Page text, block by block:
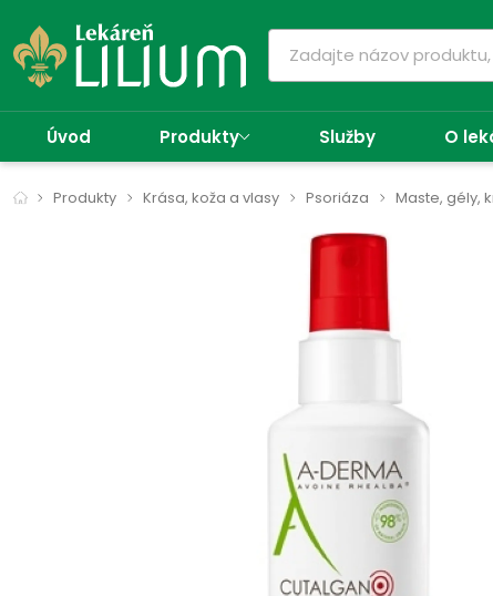
Úvod Produkty Služby O
Produkty Krása, koža a vlasy Psoriáza Maste, gély,